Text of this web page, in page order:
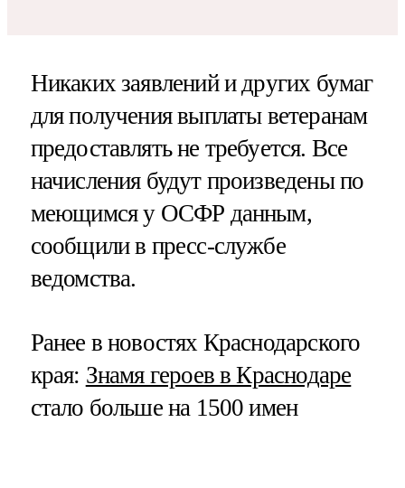
Никаких заявлений и других бумаг
для получения выплаты ветеранам
предоставлять не требуется. Все
начисления будут произведены по
меющимся у ОСФР данным,
сообщили в пресс-службе
ведомства.
Ранее в новостях Краснодарского
края: Знамя героев в Краснодаре
стало больше на 1500 имен